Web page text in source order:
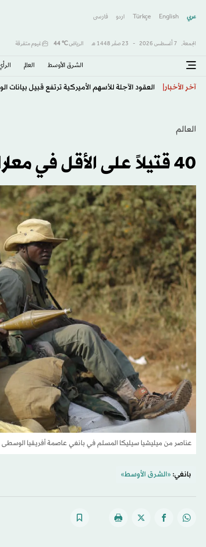
عربي English
Türkçe اردو فارسى
الجمعة, 7 أغسطس 2026 - 23 صفَر 1448 هـ الرياض℃
44 غيوم متفرقة
الشرق الأوسط​ العالم
آخر الأخبار العقود الآجلة للأسهم الأميركية ترتفع قبيل بيانات
العالم
40 قتيلاً على الأقل في معارك طائفية بأفريقيا الوسطى
عناصر من ميليشيا سيليكا المسلم في بانغي عاصمة أفريقيا
بانغي: «الشرق الأوسط»